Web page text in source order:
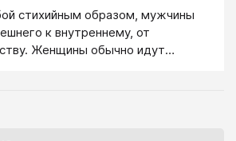
стихийным образом, мужчины
к внутреннему, от
Женщины обычно идут
подходов.